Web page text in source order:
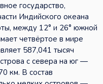
государство,
Индийского океана
между 12° и 26° южной
четвёртое в мире
587,041 тысяч
с севера на юг —
км. В состав